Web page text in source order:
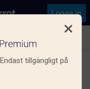
Logga in
tillgängligt på